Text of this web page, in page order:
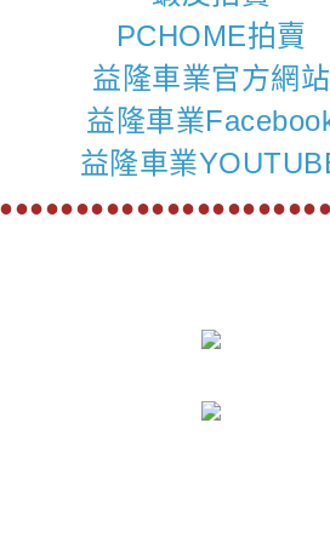
PCHOME拍賣
益隆車業官方網站
益隆車業
益隆車業